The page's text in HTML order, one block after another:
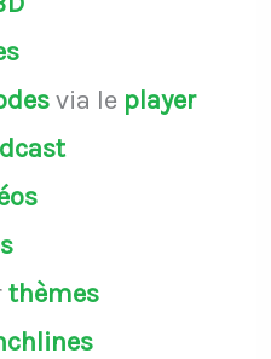
via le player
thèmes